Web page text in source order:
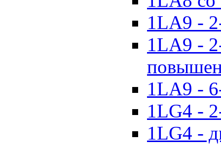
1LA9 -
1LA9 -
1LA9 -
1LG4 -
1LG4 -